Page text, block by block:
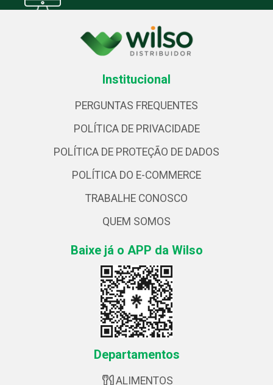
Institucional
PERGUNTAS FREQUENTES
POLÍTICA DE PRIVACIDADE
POLÍTICA DE PROTEÇÃO DE DADOS
POLÍTICA DO E-COMMERCE
TRABALHE CONOSCO
QUEM SOMOS
Baixe já o APP da Wilso
Departamentos
ALIMENTOS